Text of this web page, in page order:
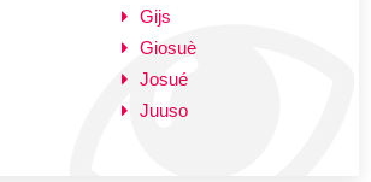
Gijs
Giosuè
Josué
Juuso